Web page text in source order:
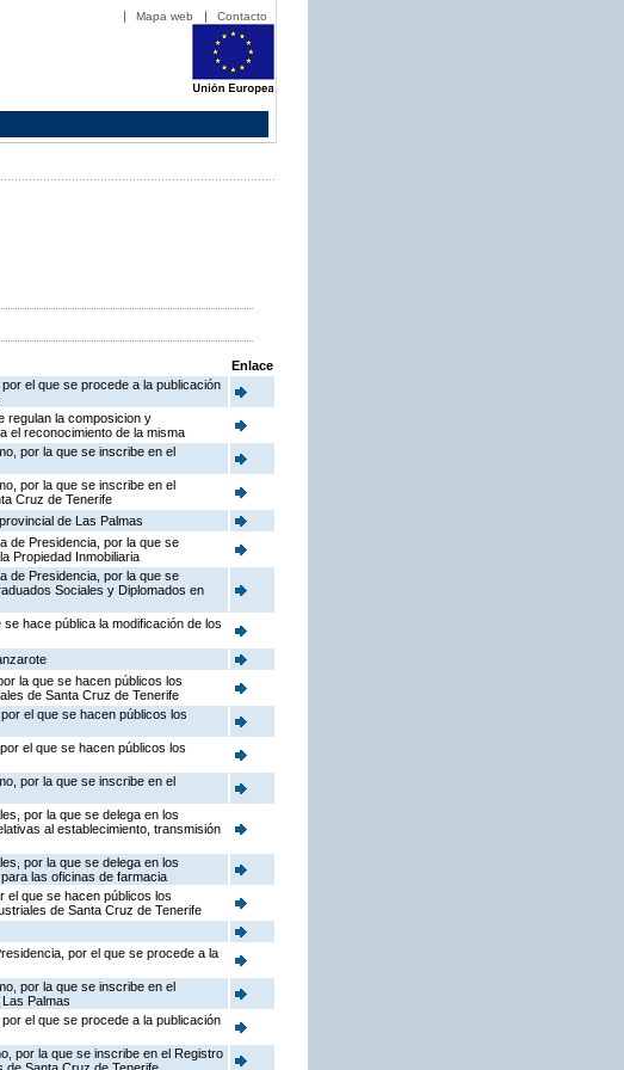
Mapa web Contacto
Enlace
el que se procede a la publicación
regulan la composicion y
el reconocimiento de la misma
por la que se inscribe en el
por la que se inscribe en el
Cruz de Tenerife
de Las Palmas
de Presidencia, por la que se
Propiedad Inmobiliaria
de Presidencia, por la que se
Sociales y Diplomados en
hace pública la modificación de los
la que se hacen públicos los
de Santa Cruz de Tenerife
el que se hacen públicos los
el que se hacen públicos los
por la que se inscribe en el
por la que se delega en los
al establecimiento, transmisión
por la que se delega en los
las oficinas de farmacia
el que se hacen públicos los
de Santa Cruz de Tenerife
por el que se procede a la
por la que se inscribe en el
Palmas
el que se procede a la publicación
por la que se inscribe en el Registro